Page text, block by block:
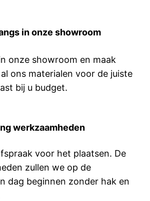
in onze showroom
onze showroom en maak
ons materialen voor de juiste
bij u budget.
werkzaamheden
voor het plaatsen. De
zullen we op de
dag beginnen zonder hak en